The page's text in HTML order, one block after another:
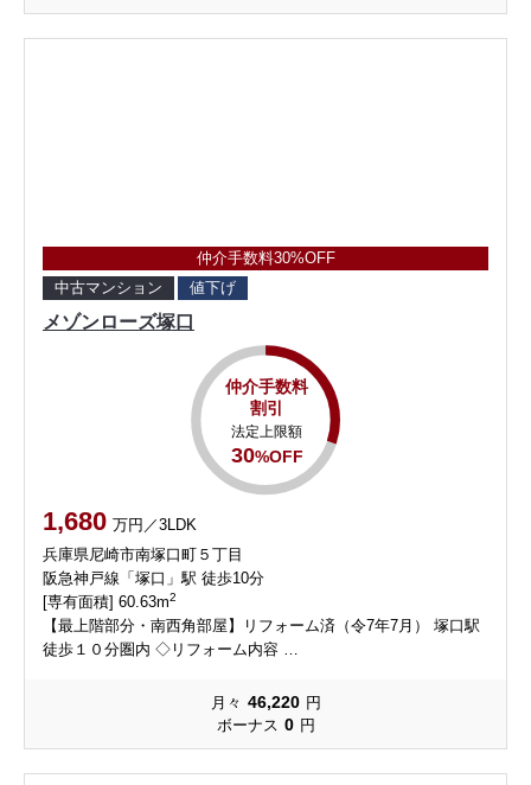
仲介手数料30%OFF
中古マンション
値下げ
メゾンローズ塚口
仲介手数料
割引
法定上限額
30%OFF
1,680 万円／3LDK
兵庫県尼崎市南塚口町５丁目
阪急神戸線「塚口」駅 徒歩10分
[専有面積] 60.63m2
【最上階部分・南西角部屋】リフォーム済（令7年7月） 塚口駅
徒歩１０分圏内 ◇リフォーム内容 …
月々 46,220 円
ボーナス 0 円